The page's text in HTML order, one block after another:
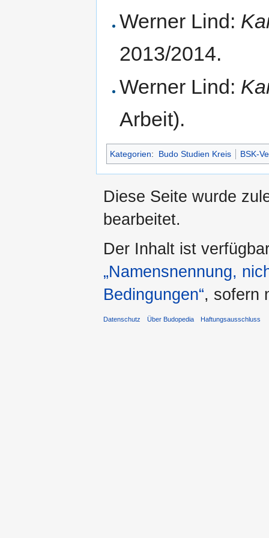
Werner Lind:
2013/2014.
Werner Lind:
Arbeit).
Kategorien: Budo Studien Kreis BSK-
Diese Seite wurde
bearbeitet.
Der Inhalt ist
„Namensnennung,
Bedingungen“, sofern
Datenschutz Über Budopedia Haftungsausschluss